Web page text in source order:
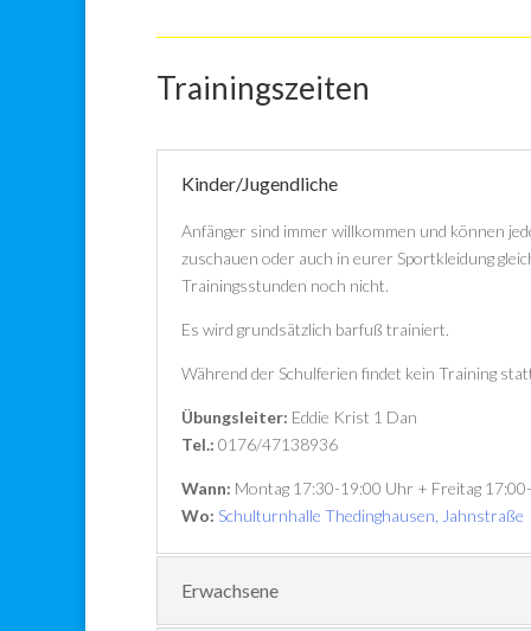
Trainingszeiten
Kinder/Jugendliche
Anfänger sind immer willkommen und können
zuschauen oder auch in eurer Sportkleidung
Trainingsstunden noch nicht.
Es wird grundsätzlich barfuß trainiert.
Während der Schulferien findet kein Training
Übungsleiter: Eddie Krist 1 Dan
Tel.: 0176/47138936
Wann: Montag 17:30-19:00 Uhr + Freitag
Wo: Schulturnhalle Thedinghausen, Jahnstraße
Erwachsene